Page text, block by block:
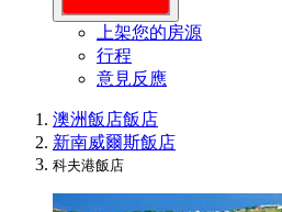
上架您的房源
行程
意見反應
澳洲飯店飯店
新南威爾斯飯店
科夫港飯店